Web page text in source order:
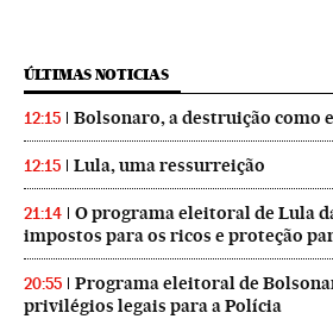
ÚLTIMAS NOTICIAS
12:15 Bolsonaro, a destruição como
12:15 Lula, uma ressurreição
21:14
O programa eleitoral de Lula
impostos para os ricos e proteção
20:55
Programa eleitoral de
privilégios legais para a Polícia